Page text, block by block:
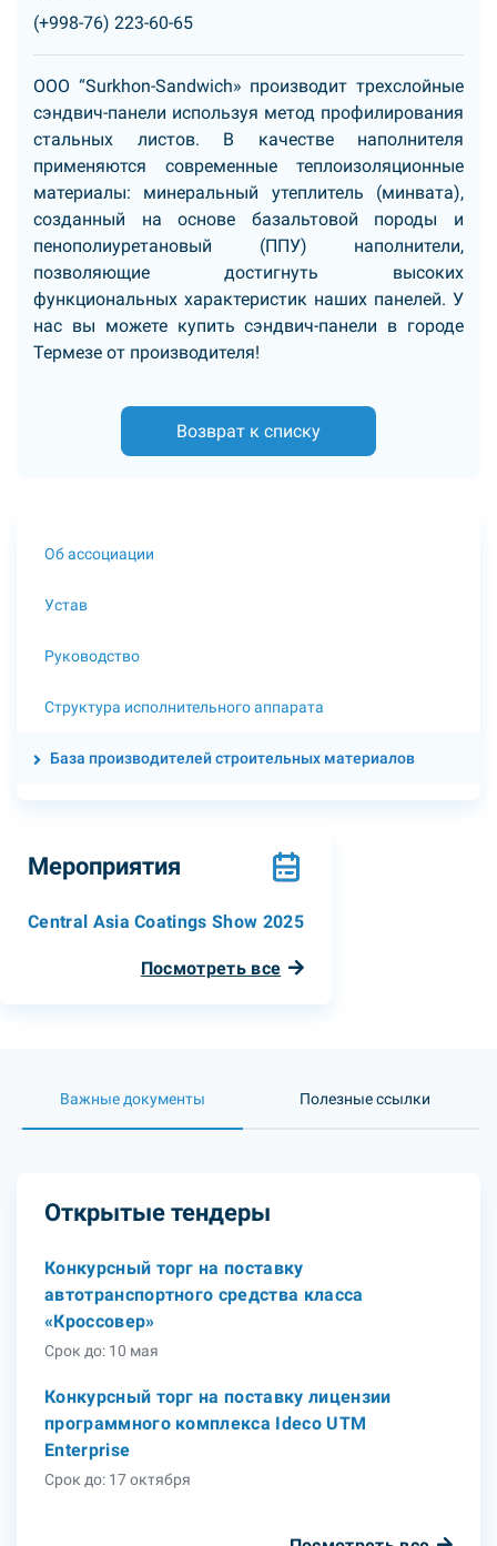
(+998-76) 223-60-65
ООО “Surkhon-Sandwich» производит трехслойные
сэндвич-панели используя метод профилирования
стальных листов. В качестве наполнителя
применяются современные теплоизоляционные
материалы: минеральный утеплитель (минвата),
созданный на основе базальтовой породы и
пенополиуретановый (ППУ) наполнители,
позволяющие достигнуть высоких
функциональных характеристик наших панелей. У
нас вы можете купить сэндвич-панели в городе
Термезе от производителя!
Возврат к списку
Об ассоциации
Устав
Руководство
Структура исполнительного аппарата
База производителей строительных материалов
Мероприятия
Central Asia Coatings Show 2025
Посмотреть все
Важные документы Полезные ссылки
Открытые тендеры
Конкурсный торг на поставку
автотранспортного средства класса
«Кроссовер»
Срок до: 10 мая
Конкурсный торг на поставку лицензии
программного комплекса Ideco UTM
Enterprise
Срок до: 17 октября